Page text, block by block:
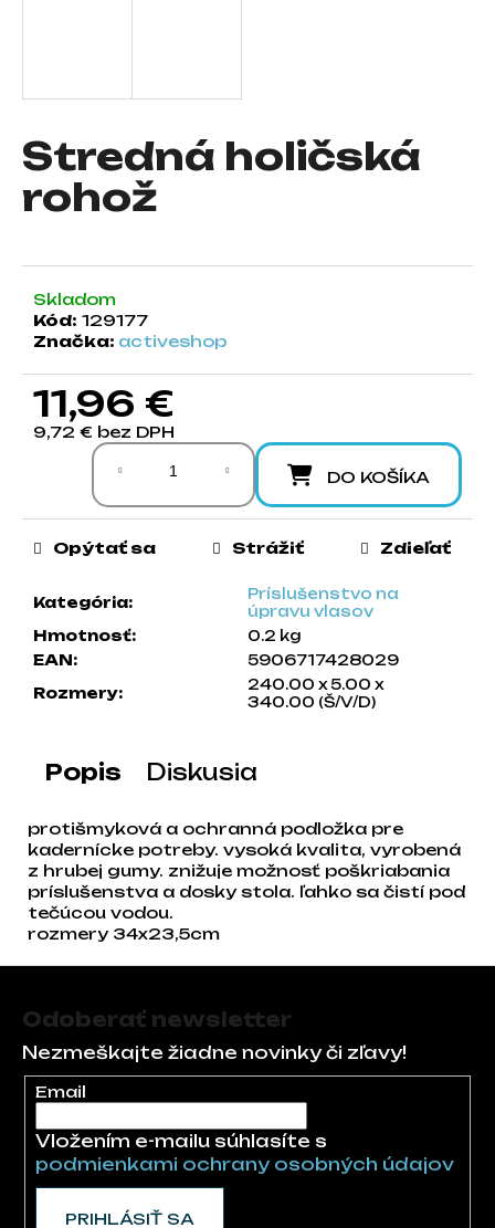
Stredná holičská
rohož
Skladom
Kód: 129177
Značka: activeshop
11,96 €
9,72 € bez DPH
Jednotková cena:
DO KOŠÍKA
Kategória:
Príslušenstvo na
úpravu vlasov
Hmotnosť:
0.2 kg
EAN:
5906717428029
Rozmery:
240.00 x 5.00 x
340.00 (Š/V/D)
Opýtať sa Strážiť Zdieľať
Popis Diskusia
protišmyková a ochranná podložka pre
kadernícke potreby. vysoká kvalita, vyrobená
z hrubej gumy. znižuje možnosť poškriabania
príslušenstva a dosky stola. ľahko sa čistí pod
tečúcou vodou.
rozmery 34x23,5cm
?
O
d
p
o
a
m
Odoberať newsletter
Nezmeškajte žiadne novinky či zľavy!
Email
Vložením e-mailu súhlasíte s
podmienkami ochrany osobných údajov
PRIHLÁSIŤ SA